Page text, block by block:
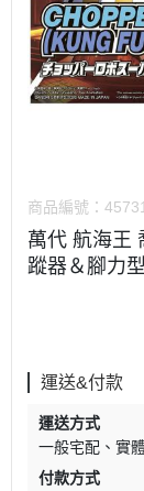
商品編號：
萬代 航海王
蹤器＆腳力
運送&付款
運送方式
一般宅配
實
付款方式